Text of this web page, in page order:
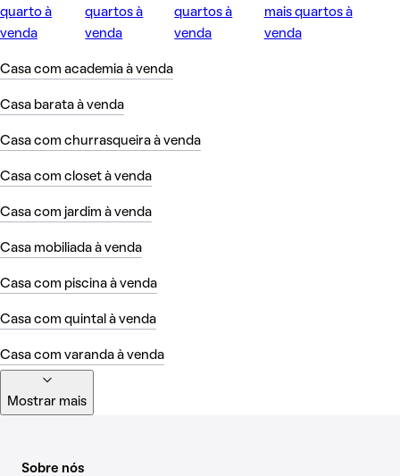
quarto à
venda
quartos à
venda
quartos à
venda
mais quartos à
venda
Casa com academia à venda
Casa barata à venda
Casa com churrasqueira à venda
Casa com closet à venda
Casa com jardim à venda
Casa mobiliada à venda
Casa com piscina à venda
Casa com quintal à venda
Casa com varanda à venda
Mostrar mais
Sobre nós